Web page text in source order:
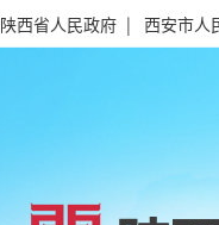
陕西省人民政府 | 西安市人